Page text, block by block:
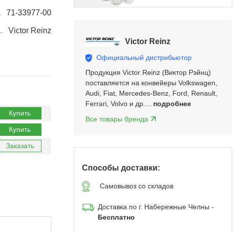
71-33977-00
Victor Reinz
Купить
Купить
Заказать
Victor Reinz
Официальный дистрибьютор
Продукция Victor Reinz (Виктор Рэйнц)
поставляется на конвейеры Volkswagen,
Audi, Fiat, Mercedes-Benz, Ford, Renault,
Ferrari, Volvo и др.... подробнее
Все товары бренда
Способы доставки:
Самовывоз со складов
Доставка по г. Набережные Челны -
Бесплатно